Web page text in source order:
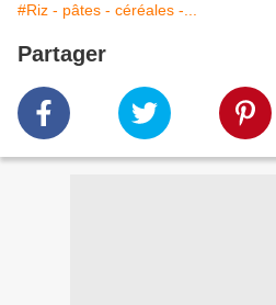
#Riz - pâtes - céréales -...
Partager